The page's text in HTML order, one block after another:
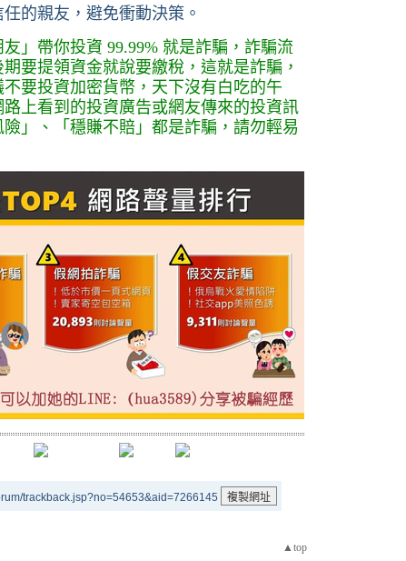
的親友，避免衝動決策。
」帶你投資 99.99% 就是詐騙，詐騙流
要提領資金就說要繳稅，這就是詐騙，
要投資加密貨幣，天下沒有白吃的午
上看到的投資廣告或網友傳來的投資訊
」、「穩賺不賠」都是詐騙，請勿輕易
trackback.jsp?no=54653&aid=7266145
▲top